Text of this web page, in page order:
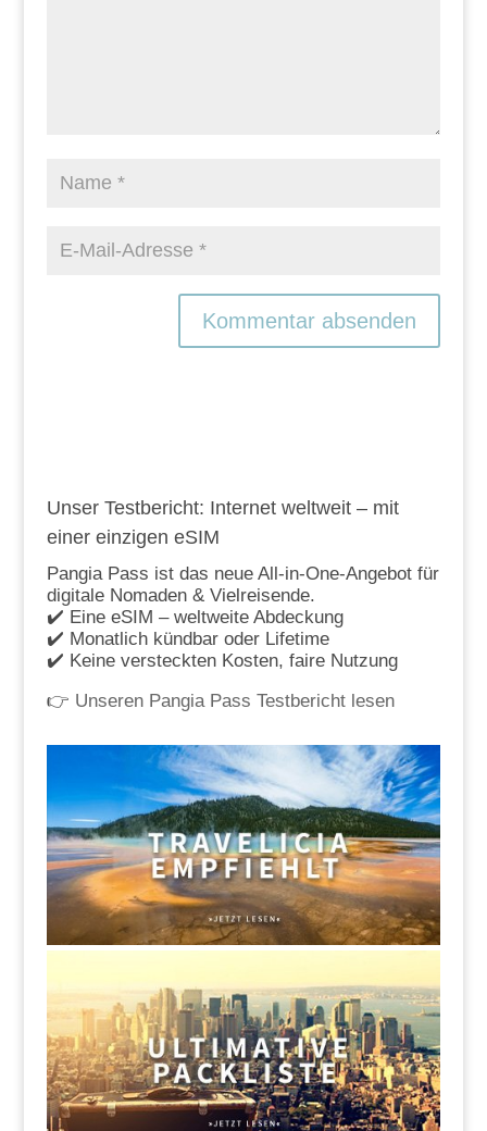
Unser Testbericht: Internet weltweit – mit
einer einzigen eSIM
Pangia Pass ist das neue All-in-One-Angebot für
digitale Nomaden & Vielreisende.
✔️ Eine eSIM – weltweite Abdeckung
✔️ Monatlich kündbar oder Lifetime
✔️ Keine versteckten Kosten, faire Nutzung
👉 Unseren Pangia Pass Testbericht lesen